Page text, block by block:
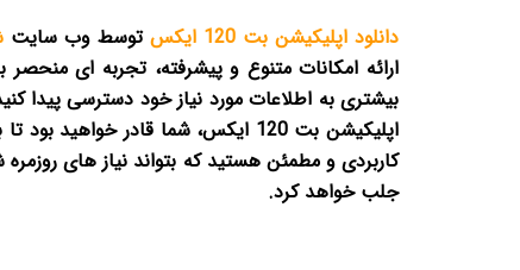
دانلود اپلیکیشن بت 120 ایکس توسط وب سایت
بیشتری به اطلاعات مورد نیاز خود دسترسی پیدا
اپلیکیشن بت 120 ایکس، شما قادر
جلب خواهد کرد.